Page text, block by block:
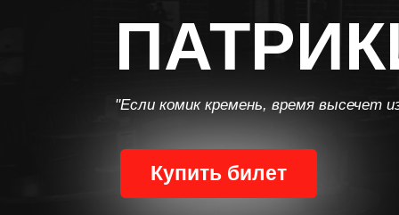
"Если комик кремень, время высечет
Купить билет